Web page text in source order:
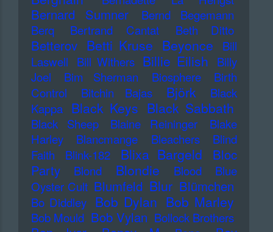
Bernard Sumner
Bernd Begemann
Berq
Bertrand Cantat Beth Ditto
Betterov Betti Kruse Beyonce
Bill
Laswell
Bill Withers Billie Eilish
Billy
Joel
Bim Sherman Biosphere
Birth
Control
Bitchin Bajas Björk
Black
Kappa Black Keys Black Sabbath
Black Sheep Blaine Reininger
Blake
Harley
Blancmange Bleachers
Blind
Faith
Blink-182 Blixa Bargeld
Bloc
Party
Blond Blondie Blood
Blue
Oyster Cult Blumfeld Blur Blümchen
Bo Diddley Bob Dylan Bob Marley
Bob Mould Bob Vylan Bollock Brothers